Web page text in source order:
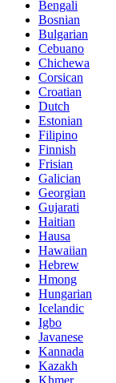
Bengali
Bosnian
Bulgarian
Cebuano
Chichewa
Corsican
Croatian
Dutch
Estonian
Filipino
Finnish
Frisian
Galician
Georgian
Gujarati
Haitian
Hausa
Hawaiian
Hebrew
Hmong
Hungarian
Icelandic
Igbo
Javanese
Kannada
Kazakh